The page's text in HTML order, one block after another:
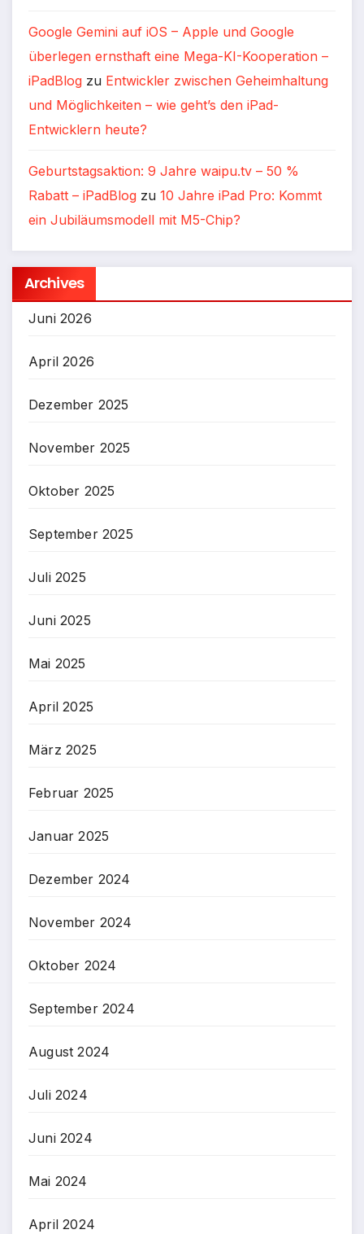
Google Gemini auf iOS – Apple und Google
überlegen ernsthaft eine Mega-KI-Kooperation –
iPadBlog zu Entwickler zwischen Geheimhaltung
und Möglichkeiten – wie geht’s den iPad-
Entwicklern heute?
Geburtstagsaktion: 9 Jahre waipu.tv – 50 %
Rabatt – iPadBlog zu 10 Jahre iPad Pro: Kommt
ein Jubiläumsmodell mit M5-Chip?
Archives
Juni 2026
April 2026
Dezember 2025
November 2025
Oktober 2025
September 2025
Juli 2025
Juni 2025
Mai 2025
April 2025
März 2025
Februar 2025
Januar 2025
Dezember 2024
November 2024
Oktober 2024
September 2024
August 2024
Juli 2024
Juni 2024
Mai 2024
April 2024